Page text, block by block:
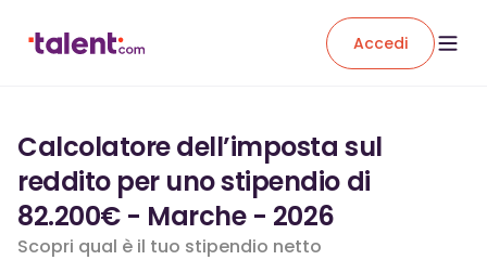
Accedi
Calcolatore dell’imposta sul
reddito per uno stipendio di
82.200€ - Marche - 2026
Scopri qual è il tuo stipendio netto